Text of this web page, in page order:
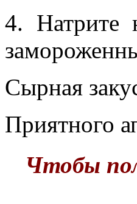
4. Натрите
Сырная
Приятного
Чтобы